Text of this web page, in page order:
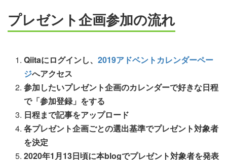
プレゼント企画参加の流れ
Qiitaにログインし、 2019アドベントカレンダーペー
ジへアクセス
参加したいプレゼント企画のカレンダーで好きな日程
で「参加登録」をする
日程まで記事をアップロード
各プレゼント企画ごとの選出基準でプレゼント対象者
を決定
2020年1月13日頃に本blogでプレゼント対象者を発表